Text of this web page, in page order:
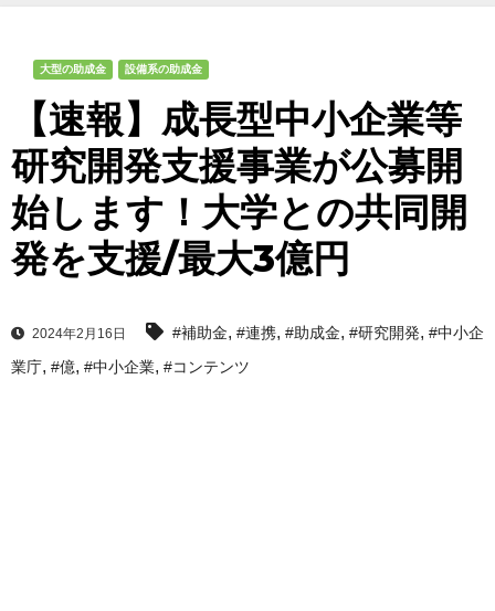
大型の助成金 設備系の助成金
【速報】成長型中小企業等
研究開発支援事業が公募開
始します！大学との共同開
発を支援/最大3億円
2024年2月16日 #補助金, #連携, #助成金, #研究開発, #中小企
業庁, #億, #中小企業, #コンテンツ